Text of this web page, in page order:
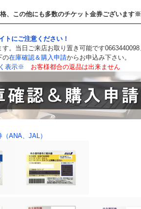
、この他にも多数のチケット金券ございます※
トにご注意ください！
。当日ご来店お取り置き可能です
の在庫確認＆購入申請からお申込み下さい。
表示※
お客様都合の返品は出来ません
ANA、JAL）